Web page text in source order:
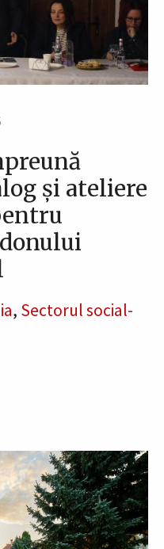
și ateliere
, Sectorul social-